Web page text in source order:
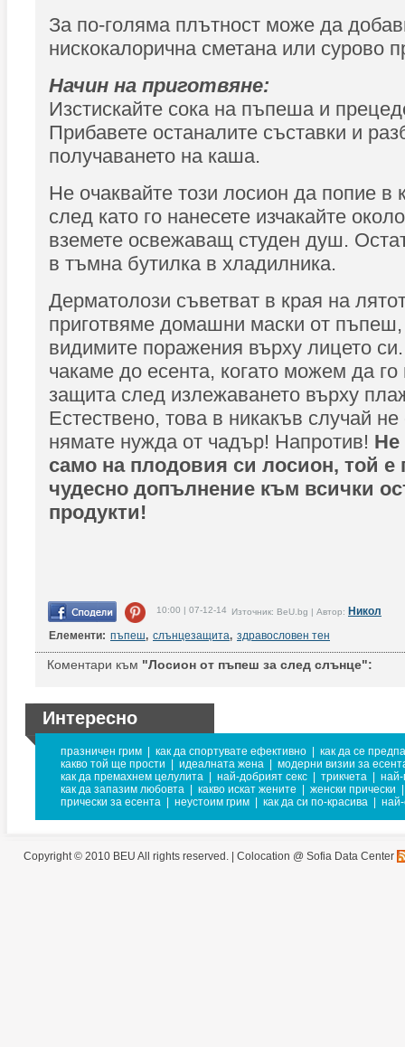
За по-голяма плътност може да
нискокалорична сметана или сурово
Начин на приготвяне:
Изстискайте сока на пъпеша и
Прибавете останалите съставки и
получаването на каша.
Не очаквайте този лосион да попие в
след като го нанесете изчакайте
вземете освежаващ студен душ.
в тъмна бутилка в хладилника.
Дерматолози съветват в края на
приготвяме домашни маски от
видимите поражения върху лицето
чакаме до есента, когато можем да го
защита след излежаването върху
Естествено, това в никакъв случай не
нямате нужда от чадър! Напротив! Не
само на плодовия си лосион, той е
чудесно допълнение към всички
продукти!
10:00 | 07-12-14 Източник: BeU.bg | Автор: Никол
Елементи: пъпеш, слънцезащита, здравословен тен
Коментари към "Лосион от пъпеш за след слънце":
Интересно
празничен грим как да спортувате ефективно
как да се
какво той ще прости
идеалната жена
модерни визии за
как да премахнем целулита
най-добрият секс трикчета
най-
как да запазим любовта
какво искат жените женски прически
прически за есента
неустоим грим как да си по-красива
Copyright © 2010 BEU All rights reserved. | Colocation @ Sofia Data Center